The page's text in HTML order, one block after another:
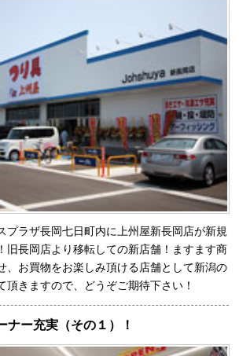
プラザ長岡七日町内に上州屋新長岡店が新規
旧長岡店より移転しての新店舗！ますます商
、お買物をお楽しみ頂ける店舗として新潟の
頂きますので、どうぞご期待下さい！
ナー充実（その１）！